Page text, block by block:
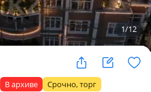
1/12
В архиве Срочно, торг